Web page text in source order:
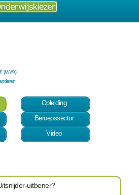
(M/V/X)
Opleiding
Beroepssector
Video
uitbener?